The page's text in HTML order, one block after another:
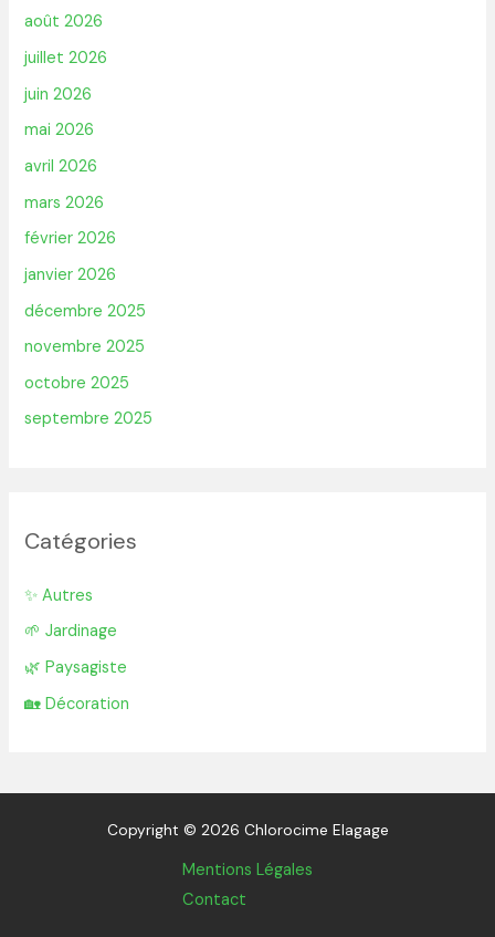
août 2026
juillet 2026
juin 2026
mai 2026
avril 2026
mars 2026
février 2026
janvier 2026
décembre 2025
novembre 2025
octobre 2025
septembre 2025
Catégories
✨ Autres
🌱 Jardinage
🌿 Paysagiste
🏡 Décoration
Copyright © 2026 Chlorocime Elagage
Mentions Légales
Contact